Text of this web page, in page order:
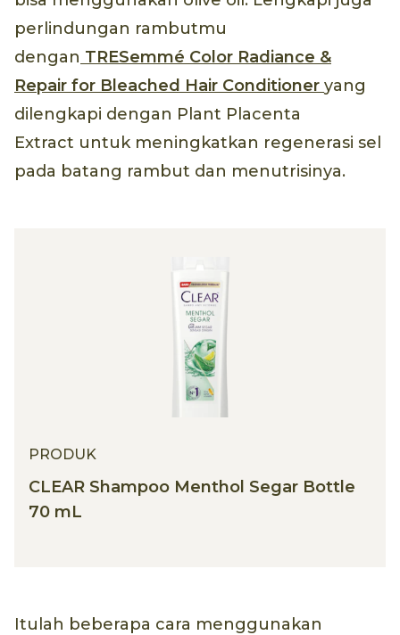
perlindungan rambutmu
dengan TRESemmé Color Radiance &
Repair for Bleached Hair Conditioner yang
dilengkapi dengan Plant Placenta
Extract untuk meningkatkan regenerasi sel
pada batang rambut dan menutrisinya.
PRODUK
CLEAR Shampoo Menthol Segar Bottle
70 mL
Itulah beberapa cara menggunakan